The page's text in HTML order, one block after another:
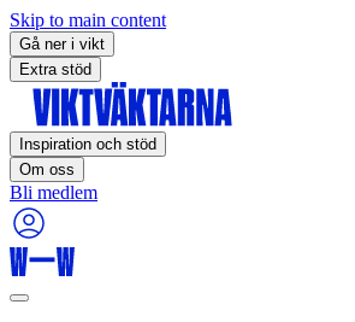
Skip to main content
Gå ner i vikt
Extra stöd
Inspiration och stöd
Om oss
Bli medlem